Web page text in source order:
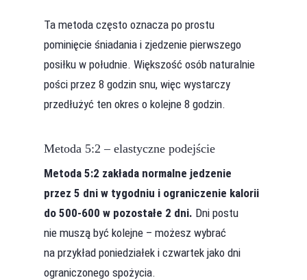
Ta metoda często oznacza po prostu
pominięcie śniadania i zjedzenie pierwszego
posiłku w południe. Większość osób naturalnie
pości przez 8 godzin snu, więc wystarczy
przedłużyć ten okres o kolejne 8 godzin.
Metoda 5:2 – elastyczne podejście
Metoda 5:2 zakłada normalne jedzenie
przez 5 dni w tygodniu i ograniczenie kalorii
do 500-600 w pozostałe 2 dni. Dni postu
nie muszą być kolejne – możesz wybrać
na przykład poniedziałek i czwartek jako dni
ograniczonego spożycia.